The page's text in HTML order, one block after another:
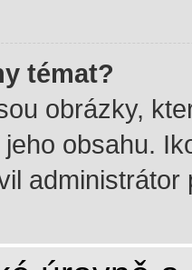
témat?
obrázky,
obsahu.